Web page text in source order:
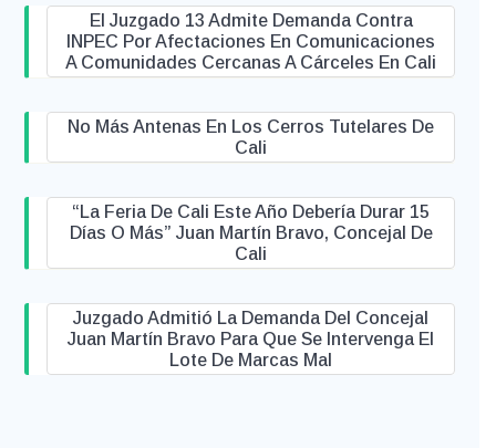
El Juzgado 13 Admite Demanda Contra
INPEC Por Afectaciones En Comunicaciones
A Comunidades Cercanas A Cárceles En Cali
No Más Antenas En Los Cerros Tutelares De
Cali
“La Feria De Cali Este Año Debería Durar 15
Días O Más” Juan Martín Bravo, Concejal De
Cali
Juzgado Admitió La Demanda Del Concejal
Juan Martín Bravo Para Que Se Intervenga El
Lote De Marcas Mal